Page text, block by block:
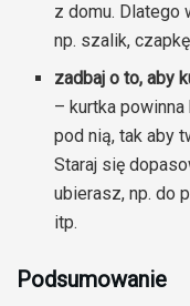
z domu. Dlatego
np. szalik,
zadbaj o to, aby
– kurtka
pod nią, tak aby
Staraj się
ubierasz, np. do
itp.
Podsumowanie